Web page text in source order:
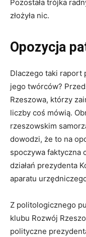
Pozostała trójka
złożyła nic.
Opozycja
Dlaczego taki raport
jego twórców?
Rzeszowa, którzy
liczby coś mówią.
rzeszowskim
dowodzi, że to na
spoczywa faktyczna
działań prezydenta
aparatu
Z politologicznego
klubu Rozwój
polityczne